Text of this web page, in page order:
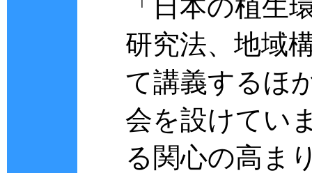
「日本の植生
研究法、地域
て講義するほ
会を設けてい
る関心の高ま